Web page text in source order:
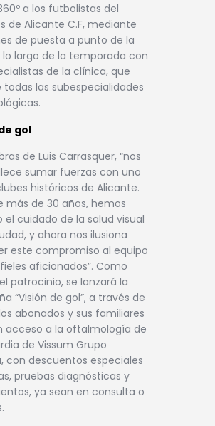
a los futbolistas del
de Alicante C.F, mediante
de puesta a punto de la
lo largo de la temporada con
de la clínica, que
todas las subespecialidades
gol
de Luis Carrasquer, “nos
sumar fuerzas con uno
históricos de Alicante.
más de 30 años, hemos
el cuidado de la salud visual
y ahora nos ilusiona
este compromiso al equipo
aficionados”. Como
patrocinio, se lanzará la
“Visión de gol”, a través de
abonados y sus familiares
acceso a la oftalmología de
de Vissum Grupo
con descuentos especiales
pruebas diagnósticas y
ya sean en consulta o